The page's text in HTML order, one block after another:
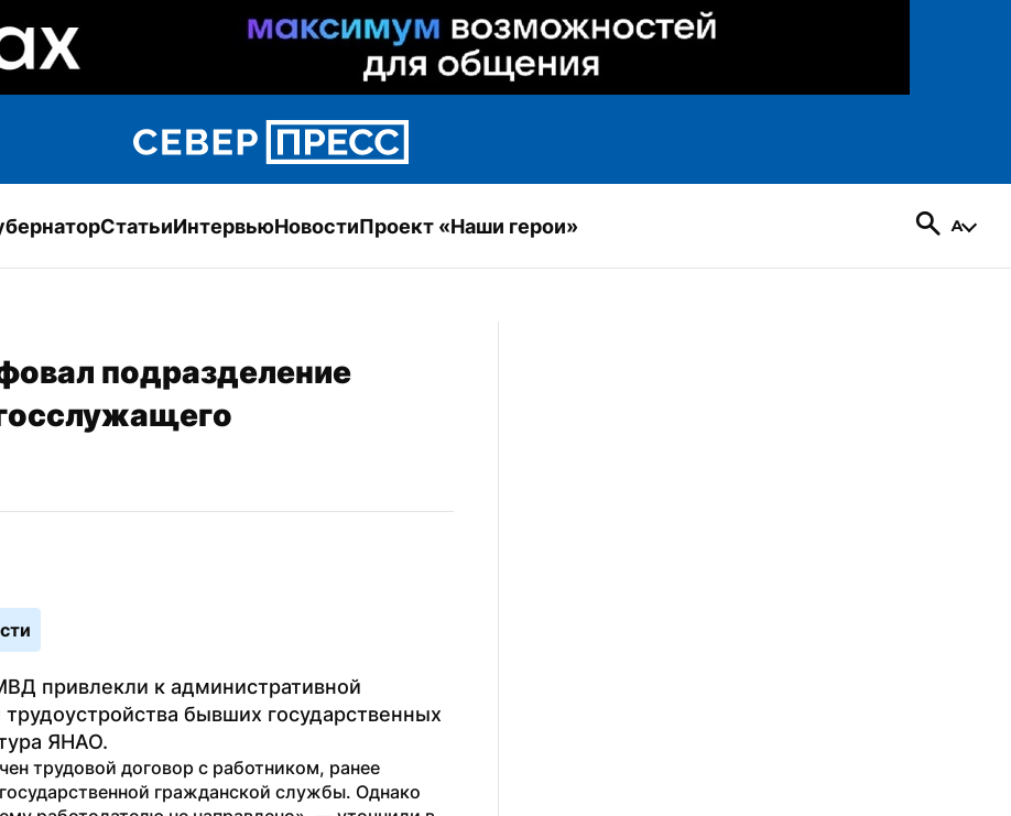
СтатьиИнтервьюНовостиПроект «Наши герои»
подразделение
привлекли к административной
бывших государственных
ЯНАО.
трудовой договор с работником, ранее
гражданской службы. Однако